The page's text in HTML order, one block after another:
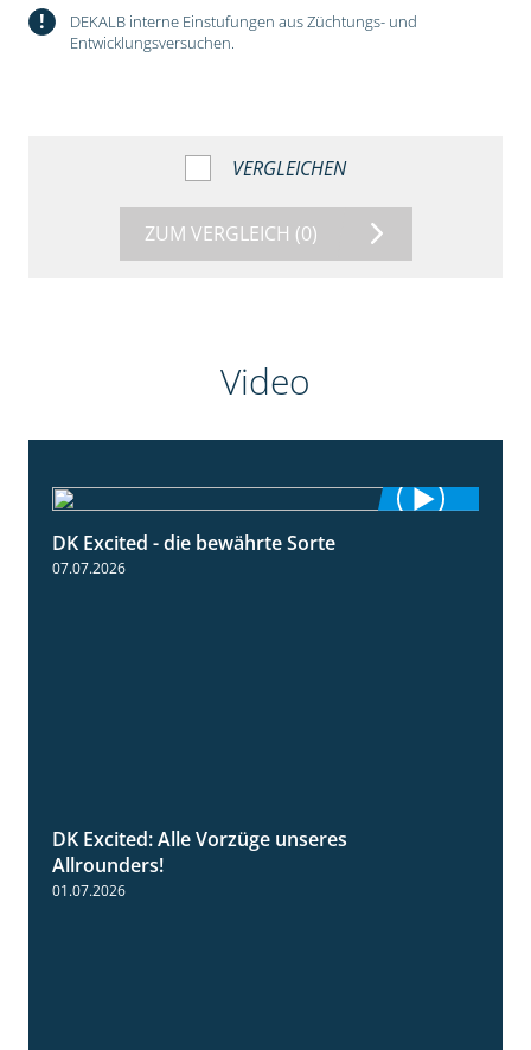
!
DEKALB interne Einstufungen aus Züchtungs- und
Entwicklungsversuchen.
VERGLEICHEN
ZUM VERGLEICH (0)
Video
DK Excited - die bewährte Sorte
07.07.2026
DK Excited: Alle Vorzüge unseres
Allrounders!
01.07.2026